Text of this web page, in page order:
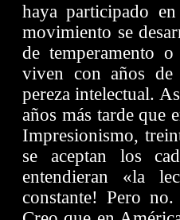
haya participado
movimiento se
de temperamento
viven con años de
pereza intelectual.
años más tarde que
Impresionismo,
se aceptan los
entendieran «la
constante! Pero